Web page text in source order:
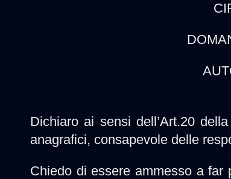
Dichiaro ai sensi dell’Art.20
anagrafici, consapevole delle
Chiedo di essere ammesso a far